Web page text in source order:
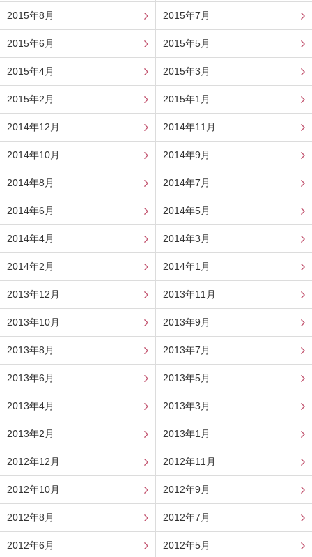
2015年8月 2015年7月
2015年6月 2015年5月
2015年4月 2015年3月
2015年2月 2015年1月
2014年12月 2014年11月
2014年10月 2014年9月
2014年8月 2014年7月
2014年6月 2014年5月
2014年4月 2014年3月
2014年2月 2014年1月
2013年12月 2013年11月
2013年10月 2013年9月
2013年8月 2013年7月
2013年6月 2013年5月
2013年4月 2013年3月
2013年2月 2013年1月
2012年12月 2012年11月
2012年10月 2012年9月
2012年8月 2012年7月
2012年6月 2012年5月